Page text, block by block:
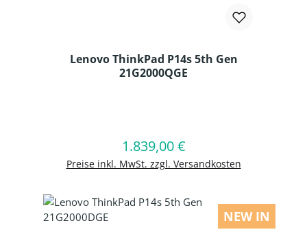
Lenovo ThinkPad P14s 5th Gen
21G2000QGE
Regulärer Preis:
1.839,00 €
Preise inkl. MwSt. zzgl. Versandkosten
In den Warenkorb
NEW IN